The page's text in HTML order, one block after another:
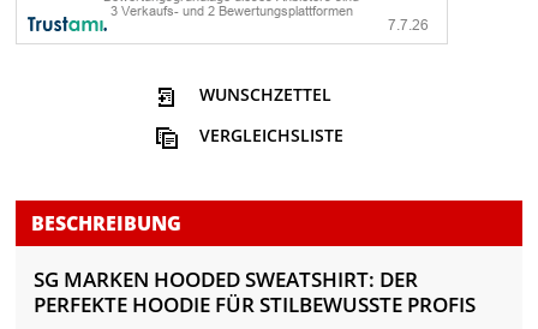
WUNSCHZETTEL
VERGLEICHSLISTE
BESCHREIBUNG
SG MARKEN HOODED SWEATSHIRT: DER
PERFEKTE HOODIE FÜR STILBEWUSSTE PROFIS